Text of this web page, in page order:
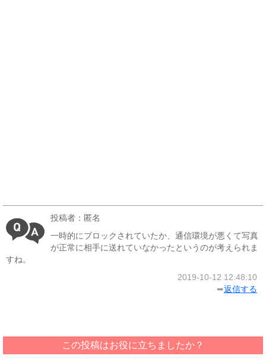
投稿者：匿名
一時的にブロックされていたか、通信環境が悪くて写真
が正常に相手に送れていなかったというのが考えられま
すね。
2019-10-12 12:48:10
➥返信する
この投稿はお役に立ちましたか？